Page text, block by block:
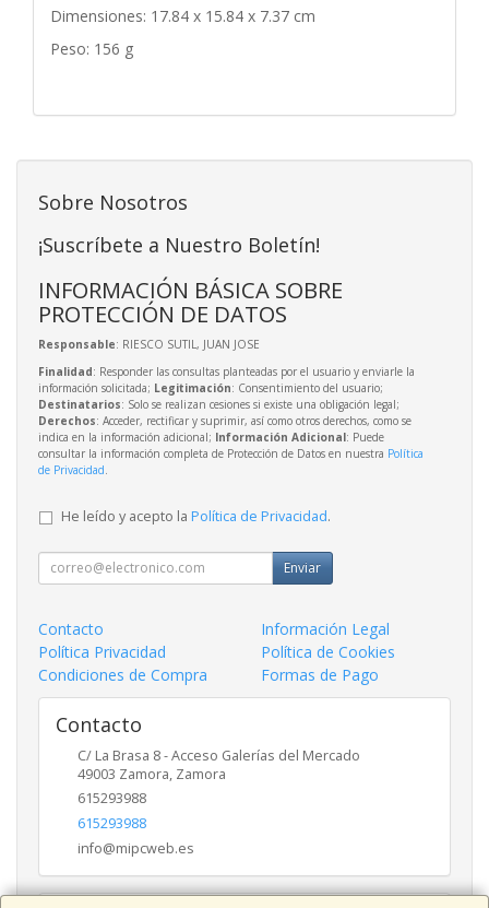
Dimensiones: 17.84 x 15.84 x 7.37 cm
Peso: 156 g
Sobre Nosotros
¡Suscríbete a Nuestro Boletín!
INFORMACIÓN BÁSICA SOBRE
PROTECCIÓN DE DATOS
Responsable: RIESCO SUTIL, JUAN JOSE
Finalidad: Responder las consultas planteadas por el usuario y enviarle la
información solicitada; Legitimación: Consentimiento del usuario;
Destinatarios: Solo se realizan cesiones si existe una obligación legal;
Derechos: Acceder, rectificar y suprimir, así como otros derechos, como se
indica en la información adicional; Información Adicional: Puede
consultar la información completa de Protección de Datos en nuestra Política
de Privacidad
He leído y acepto la Política de Privacidad.
Enviar
Contacto
Información Legal
Política Privacidad
Política de Cookies
Condiciones de Compra
Formas de Pago
Contacto
C/ La Brasa 8 - Acceso Galerías del Mercado
49003 Zamora, Zamora
615293988
615293988
info@mipcweb.es